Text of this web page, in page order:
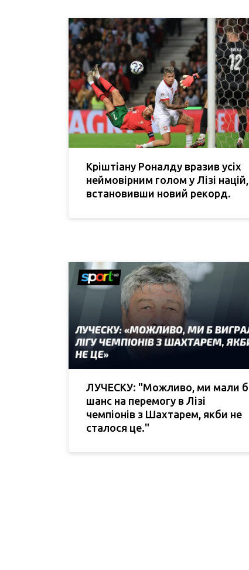
Кріштіану Роналду вразив усіх
неймовірним голом у Лізі націй,
встановивши новий рекорд.
ЛУЧЕСКУ: "Можливо, ми мали б
шанс на перемогу в Лізі
чемпіонів з Шахтарем, якби не
сталося це."